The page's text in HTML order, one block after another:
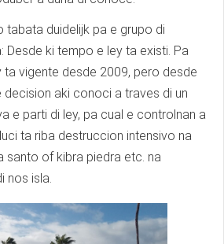
tabata duidelijk pa e grupo di
Desde ki tempo e ley ta existi. Pa
ta vigente desde 2009, pero desde
decision aki conoci a traves di un
e parti di ley, pa cual e controlnan a
ta riba destruccion intensivo na
santo of kibra piedra etc. na
nos isla.